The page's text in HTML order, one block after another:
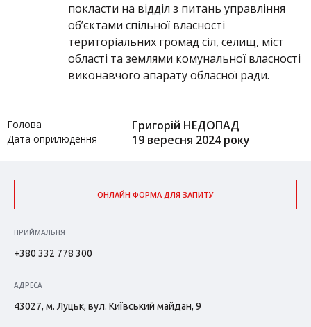
покласти на відділ з питань управління
об’єктами спільної власності
територіальних громад сіл, селищ, міст
області та землями комунальної власності
виконавчого апарату обласної ради.
Голова Григорій НЕДОПАД
Дата оприлюдення 19 вересня 2024 року
ОНЛАЙН ФОРМА ДЛЯ ЗАПИТУ
ПРИЙМАЛЬНЯ
+380 332 778 300
АДРЕСА
43027, м. Луцьк, вул. Київський майдан, 9